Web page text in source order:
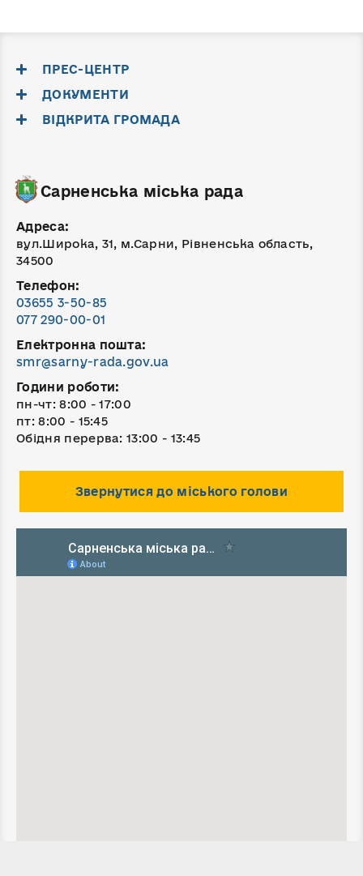
ПРЕС-ЦЕНТР
ДОКУМЕНТИ
ВІДКРИТА ГРОМАДА
Сарненська міська рада
Адреса:
вул.Широка, 31, м.Сарни, Рівненська область,
34500
Телефон:
03655 3-50-85
077 290-00-01
Електронна пошта:
smr@sarny-rada.gov.ua
Години роботи:
пн-чт: 8:00 - 17:00
пт: 8:00 - 15:45
Обідня перерва: 13:00 - 13:45
Звернутися до міського голови